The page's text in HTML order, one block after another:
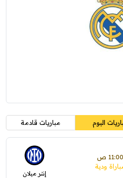
اليوم مباريات قادمة
11:00 ص
ودية
إنتر ميلان